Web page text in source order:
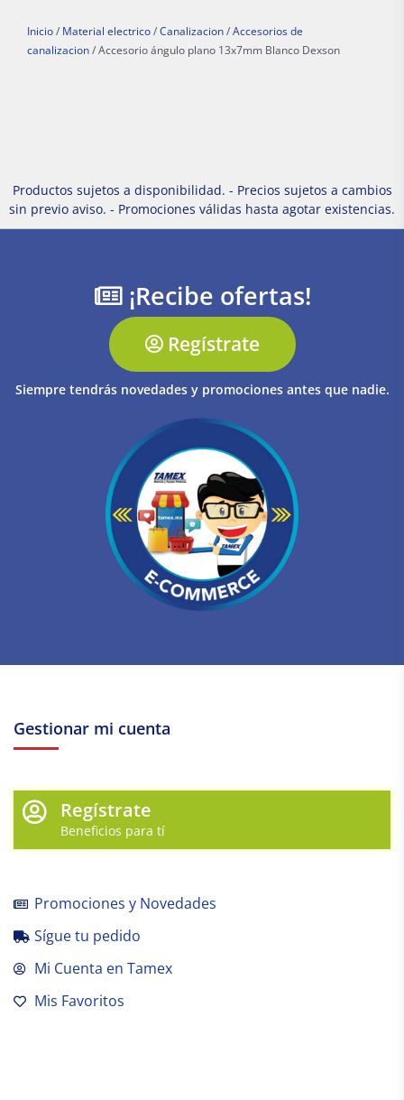
Inicio / Material electrico / Canalizacion / Accesorios de
canalizacion / Accesorio ángulo plano 13x7mm Blanco Dexson
Productos sujetos a disponibilidad. - Precios sujetos a cambios
sin previo aviso. - Promociones válidas hasta agotar existencias.
¡Recibe ofertas!
Regístrate
Siempre tendrás novedades y promociones antes que nadie.
Gestionar mi cuenta
Regístrate
Beneficios para tí
Promociones y Novedades
Sígue tu pedido
Mi Cuenta en Tamex
Mis Favoritos